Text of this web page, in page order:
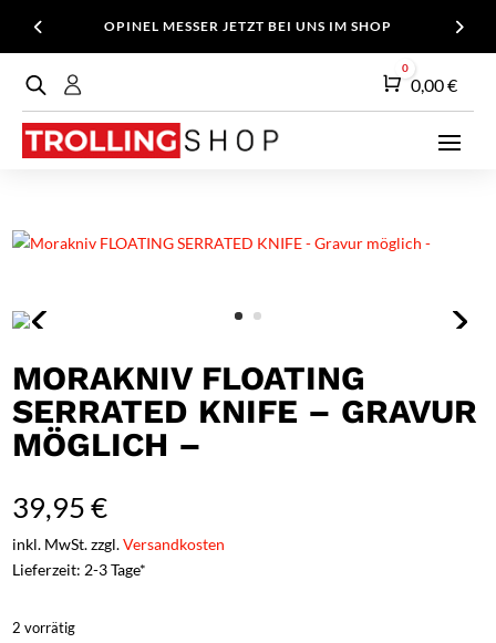
OPINEL MESSER JETZT BEI UNS IM SHOP
Warenkorb
0
0,00€
MORAKNIV FLOATING
SERRATED KNIFE – GRAVUR
MÖGLICH –
39,95€
inkl. MwSt. zzgl.Versandkosten
Lieferzeit: 2-3 Tage*
2 vorrätig